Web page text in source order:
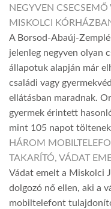
NEGYVEN
MISKOLCI
A Borsod-Abaúj-
jelenleg negyven olyan
állapotuk alapján már
családi vagy
ellátásban maradnak.
gyermek érintett
mint 105 napot
HÁROM
TAKARÍTÓ, VÁDAT
Vádat emelt a Miskolci
dolgozó nő ellen, aki a
mobiltelefont